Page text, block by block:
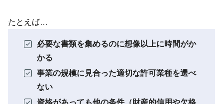
たとえば…
必要な書類を集めるのに想像以上に時間がか
かる
事業の規模に見合った適切な許可業種を選べ
ない
資格があっても他の条件（財産的信用や欠格